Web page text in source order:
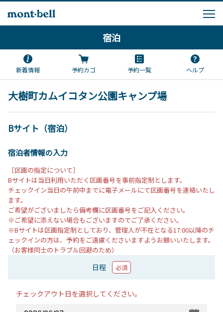
宿泊
新着情報 予約カゴ 予約一覧 ヘルプ
大樹町カムイコタン公園キャンプ場
Bサイト（宿泊）
宿泊者情報の入力
［区画の指定について］
Bサイトは当日利用いただく区画番号を事前指定制とします。
チェックイン当日の午前中までに電子メールにて区画番号を連絡いたし
ます。
ご希望がございましたら備考欄に区画番号をご記入ください。
※ご希望に添えない場合もございますのでご了承ください。
※Bサイトは区画指定制としており、管理人が不在となる17:00以降のチ
ェックインの方は、予約をご遠慮くださいますようお願いいたします。
（お客様同士のトラブル回避のため）
日程 必須
チェックアウト日を選択してください。